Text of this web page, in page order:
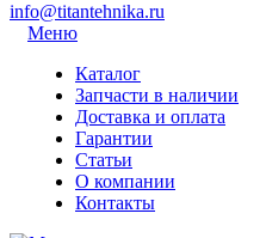
info@titantehnika.ru
Меню
Каталог
Запчасти в наличии
Доставка и оплата
Гарантии
Статьи
О компании
Контакты